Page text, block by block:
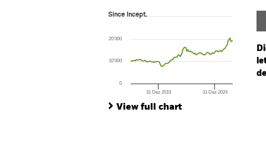
Since Incept.
The chart has 1 X axis displaying Time.
The chart has 1 Y axis displaying values.
Since Incept.
31 Dez 2019 31 Dez 2024
0
10’000
20’000
View full chart